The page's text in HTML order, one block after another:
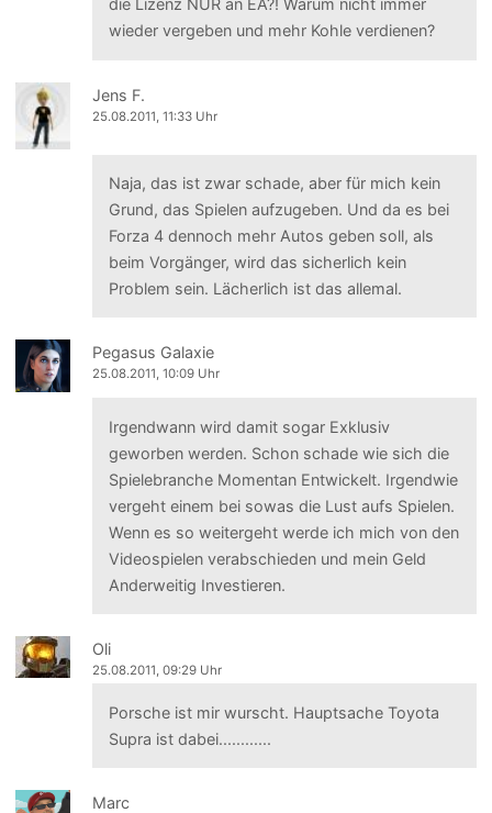
die Lizenz NUR an EA?! Warum nicht immer
wieder vergeben und mehr Kohle verdienen?
Jens F.
25.08.2011, 11:33 Uhr
Naja, das ist zwar schade, aber für mich kein
Grund, das Spielen aufzugeben. Und da es bei
Forza 4 dennoch mehr Autos geben soll, als
beim Vorgänger, wird das sicherlich kein
Problem sein. Lächerlich ist das allemal.
Pegasus Galaxie
25.08.2011, 10:09 Uhr
Irgendwann wird damit sogar Exklusiv
geworben werden. Schon schade wie sich die
Spielebranche Momentan Entwickelt. Irgendwie
vergeht einem bei sowas die Lust aufs Spielen.
Wenn es so weitergeht werde ich mich von den
Videospielen verabschieden und mein Geld
Anderweitig Investieren.
Oli
25.08.2011, 09:29 Uhr
Porsche ist mir wurscht. Hauptsache Toyota
Supra ist dabei............
Marc